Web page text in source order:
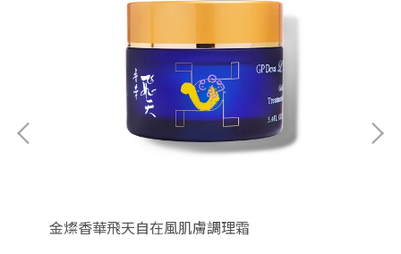
金燦香華飛天自在風肌膚調理霜